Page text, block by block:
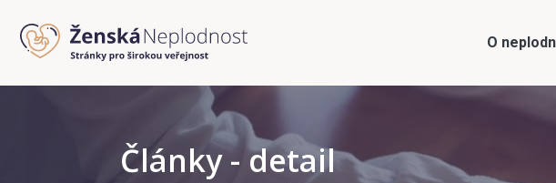
O
Články - detail